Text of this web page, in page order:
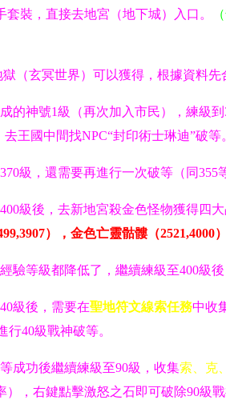
套裝，直接去地宮（地下城）入口。
（玄冥世界）可以獲得，根據資料先
的神號1級（再次加入市民），練級
王國中間找NPC“封印術士琳迪”破等
級，還需要再進行一次破等（同355
級後，去新地宮殺金色怪物獲得四
），金色亡靈骷髏（2521,4000
驗等級都降低了，繼續練級至400級
級後，需要在聖地符文線索任務中收
行40級戰神破等。
成功後繼續練級至90級，收集索、克
），右鍵點擊激怒之石即可破除90級戰